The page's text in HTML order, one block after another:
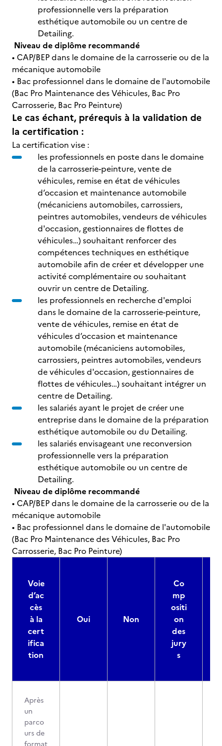
professionnelle vers la préparation
esthétique automobile ou un centre de
Detailing.
Niveau de diplôme recommandé
• CAP/BEP dans le domaine de la carrosserie ou de la
mécanique automobile
• Bac professionnel dans le domaine de l'automobile
(Bac Pro Maintenance des Véhicules, Bac Pro
Carrosserie, Bac Pro Peinture)
Le cas échant, prérequis à la validation de
la certification :
La certification vise :
les professionnels en poste dans le domaine
de la carrosserie-peinture, vente de
véhicules, remise en état de véhicules
d’occasion et maintenance automobile
(mécaniciens automobiles, carrossiers,
peintres automobiles, vendeurs de véhicules
d'occasion, gestionnaires de flottes de
véhicules…) souhaitant renforcer des
compétences techniques en esthétique
automobile afin de créer et développer une
activité complémentaire ou souhaitant
ouvrir un centre de Detailing.
les professionnels en recherche d'emploi
dans le domaine de la carrosserie-peinture,
vente de véhicules, remise en état de
véhicules d’occasion et maintenance
automobile (mécaniciens automobiles,
carrossiers, peintres automobiles, vendeurs
de véhicules d'occasion, gestionnaires de
flottes de véhicules…) souhaitant intégrer un
centre de Detailing.
les salariés ayant le projet de créer une
entreprise dans le domaine de la préparation
esthétique automobile ou du Detailing.
les salariés envisageant une reconversion
professionnelle vers la préparation
esthétique automobile ou un centre de
Detailing.
Niveau de diplôme recommandé
• CAP/BEP dans le domaine de la carrosserie ou de la
mécanique automobile
• Bac professionnel dans le domaine de l'automobile
(Bac Pro Maintenance des Véhicules, Bac Pro
Carrosserie, Bac Pro Peinture)
Voie
d’ac
cès
à la
cert
ifica
tion
Oui Non
Co
mp
ositi
on
des
jury
s
Après
un
parco
urs de